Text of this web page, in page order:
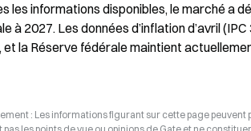
les informations disponibles, le marché a
à 2027. Les données d’inflation d’avril
et la Réserve fédérale maintient
: Les informations figurant sur cette page